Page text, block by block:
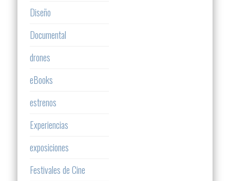
Diseño
Documental
drones
eBooks
estrenos
Experiencias
exposiciones
Festivales de Cine